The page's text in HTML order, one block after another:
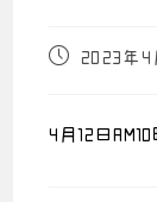
2023年4
4月12日